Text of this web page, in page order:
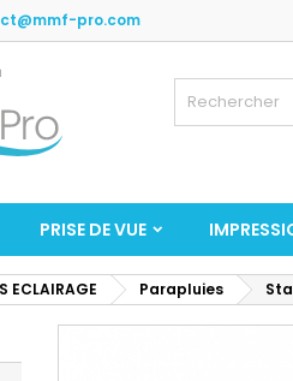
pro.com
PRISE DE VUE
ECLAIRAGE Parapluies